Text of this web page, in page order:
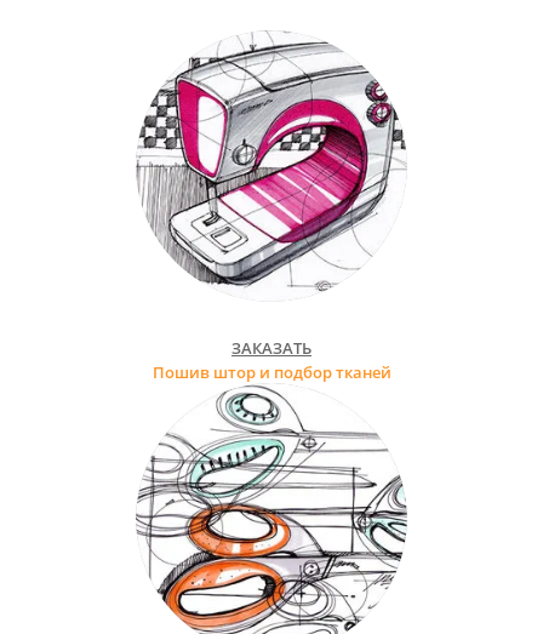
ЗАКАЗАТЬ
Пошив штор и подбор тканей